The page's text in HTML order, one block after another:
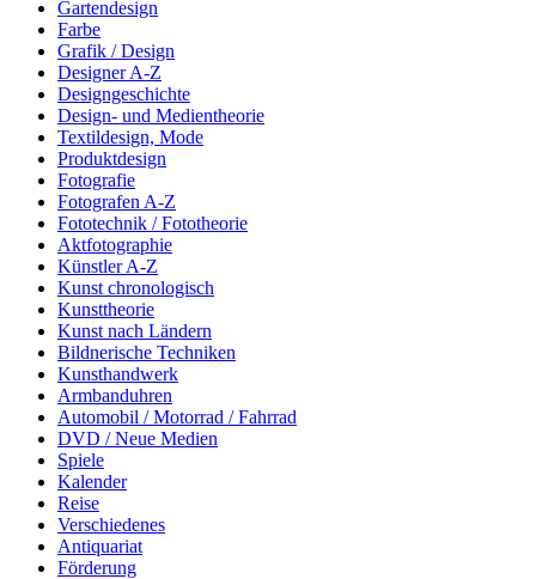
Gartendesign
Farbe
Grafik / Design
Designer A-Z
Designgeschichte
Design- und Medientheorie
Textildesign, Mode
Produktdesign
Fotografie
Fotografen A-Z
Fototechnik / Fototheorie
Aktfotographie
Künstler A-Z
Kunst chronologisch
Kunsttheorie
Kunst nach Ländern
Bildnerische Techniken
Kunsthandwerk
Armbanduhren
Automobil / Motorrad / Fahrrad
DVD / Neue Medien
Spiele
Kalender
Reise
Verschiedenes
Antiquariat
Förderung